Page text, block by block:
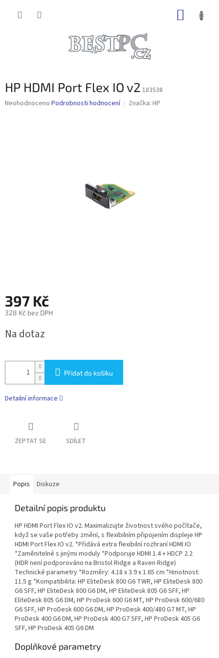
HP HDMI Port Flex IO v2 183538
Průměrné
Neohodnoceno Podrobnosti hodnocení Značka: HP
397 Kč
328 Kč bez DPH
cena:
Na dotaz
Přidat do košíku
Detailní informace
ZEPTAT SE SDÍLET
Popis Diskuze
Detailní popis produktu
HP HDMI Port Flex IO v2. Maximalizujte životnost svého počítače,
když se vaše potřeby změní, s flexibilním připojením displeje HP
HDMI Port Flex IO v2. *Přidává extra flexibilní rozhraní HDMI IO
*Zaměnitelné s jinými moduly *Podporuje HDMI 1.4 + HDCP 2.2
(HDR není podporováno na Bristol Ridge a Raven Ridge)
Technické parametry *Rozměry: 4.18 x 3.9 x 1.65 cm *Hmotnost:
11.5 g *Kompatibilita: HP EliteDesk 800 G6 TWR, HP EliteDesk 800
G6 SFF, HP EliteDesk 800 G6 DM, HP EliteDesk 805 G6 SFF, HP
EliteDesk 805 G6 DM, HP ProDesk 600 G6 MT, HP ProDesk 600/680
G6 SFF, HP ProDesk 600 G6 DM, HP ProDesk 400/480 G7 MT, HP
ProDesk 400 G6 DM, HP ProDesk 400 G7 SFF, HP ProDesk 405 G6
SFF, HP ProDesk 405 G6 DM
Doplňkové parametry